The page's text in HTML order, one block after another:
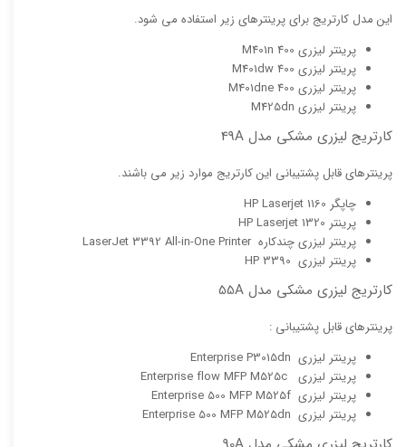
این مدل کارتریج برای پرینترهای زیر استفاده می شود.
پرینتر لیزری 400 M401n
پرینتر لیزری 400 M401dw
پرینتر لیزری 400 M401dne
پرینتر لیزری M425dn
کارتریج لیزری مشکی مدل 49A
پرینترهای قابل پشتیبانی این کارتریج موارد زیر می باشند.
چاپگر HP Laserjet 1160
پرینتر HP Laserjet 1320
پرینتر لیزری چندکاره LaserJet 3392 All-in-One Printer
پرینتر لیزری HP 3390
کارتریج لیزری مشکی مدل 55A
پرینترهای قابل پشتیبانی :
پرینتر لیزری Enterprise P3015dn
پرینتر لیزری Enterprise flow MFP M525c
پرینتر لیزری Enterprise 500 MFP M525f
پرینتر لیزری Enterprise 500 MFP M525dn